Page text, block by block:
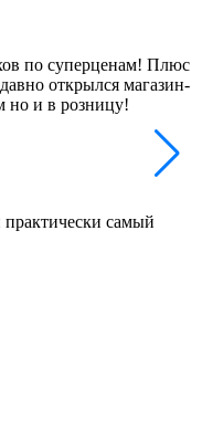
по суперценам! Плюс
открылся магазин-
но и в розницу!
самый